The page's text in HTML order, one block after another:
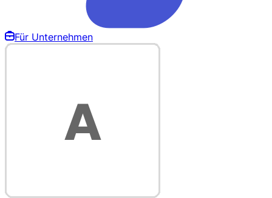
Für Unternehmen